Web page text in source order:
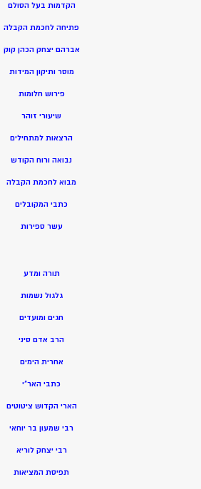
הקדמות בעל הסולם
פתיחה לחכמת הקבלה
אברהם יצחק הכהן קוק
מוסר ותיקון המידות
פירוש חלומות
שיעורי זוהר
הרצאות למתחילים
נבואה ורוח הקודש
מבוא לחכמת הקבלה
כתבי המקובלים
עשר ספירות
תורה ומדע
גלגול נשמות
חגים ומועדים
הרב אדם סיני
אחרית הימים
כתבי האר”י
הארי הקדוש ציטוטים
רבי שמעון בר יוחאי
רבי יצחק לוריא
תפיסת המציאות